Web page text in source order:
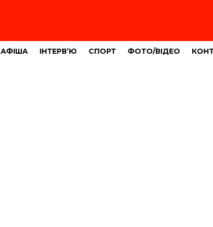
АФІША ІНТЕРВ’Ю СПОРТ ФОТО/ВІДЕО